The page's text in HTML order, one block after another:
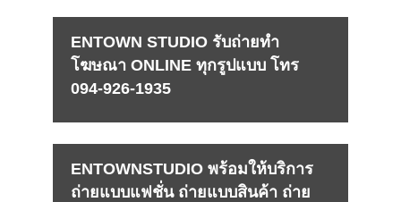
ENTOWN STUDIO รับถ่ายทำ
โฆษณา ONLINE ทุกรูปแบบ โทร
094-926-1935
ENTOWNSTUDIO พร้อมให้บริการ
ถ่ายแบบแฟชั่น ถ่ายแบบสินค้า ถ่าย